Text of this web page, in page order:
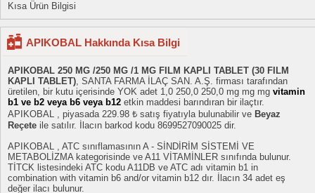
Kısa Ürün Bilgisi
APIKOBAL Hakkında Kısa Bilgi
APIKOBAL 250 MG /250 MG /1 MG FILM KAPLI TABLET (30 FILM
KAPLI TABLET), SANTA FARMA İLAÇ SAN. A.Ş. firması tarafından
üretilen, bir kutu içerisinde YOK adet 1,0 250,0 250,0 mg mg mg vitamin
b1 ve b2 veya b6 veya b12 etkin maddesi barındıran bir ilaçtır.
APIKOBAL , piyasada 229.98 ₺ satış fiyatıyla bulunabilir ve Beyaz
Reçete ile satılır. İlacın barkod kodu 8699527090025 dir.
APIKOBAL , ATC sınıflamasının A - SİNDİRİM SİSTEMİ VE
METABOLİZMA kategorisinde ve A11 VİTAMİNLER sınıfında bulunur.
TİTCK listesindeki ATC kodu A11DB ve ATC adı vitamin b1 in
combination with vitamin b6 and/or vitamin b12 dır. İlacın 34 adet eş
değer ilacı bulunur.